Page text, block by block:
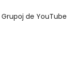
de YouTube